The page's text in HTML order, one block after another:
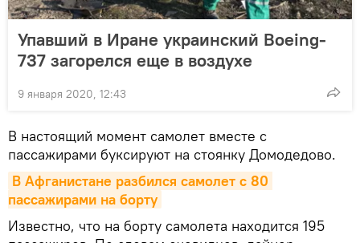
Упавший в Иране украинский Boeing-
737 загорелся еще в воздухе
9 января 2020, 12:43
В настоящий момент самолет вместе с
пассажирами буксируют на стоянку Домодедово.
В Афганистане разбился самолет с 80
пассажирами на борту
Известно, что на борту самолета находится 195